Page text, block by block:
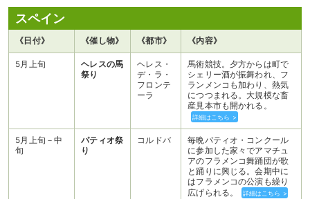
スペイン
《日付》 《催し物》 《都市》 《内容》
5月上旬
ヘレスの馬
祭り
ヘレス・
デ・ラ・
フロンテ
ーラ
馬術競技。夕方からは町で
シェリー酒が振舞われ、フ
ランメンコも加わり、熱気
につつまれる。大規模な畜
産見本市も開かれる。
詳細はこちら >
5月上旬－中
旬
パティオ祭
り
コルドバ
毎晩パティオ・コンクール
に参加した家々でアマチュ
アのフラメンコ舞踊団が歌
と踊りに興じる。会期中に
はフラメンコの公演も繰り
広げられる。
詳細はこちら >